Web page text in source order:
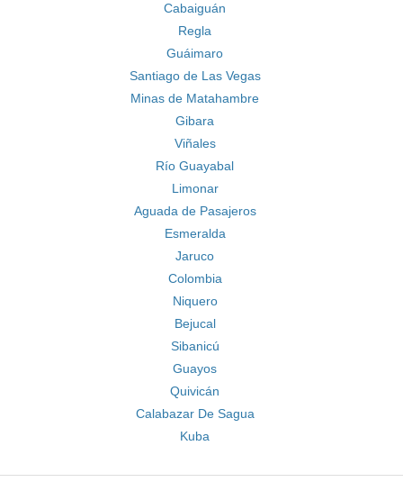
Cabaiguán
Regla
Guáimaro
Santiago de Las Vegas
Minas de Matahambre
Gibara
Viñales
Río Guayabal
Limonar
Aguada de Pasajeros
Esmeralda
Jaruco
Colombia
Niquero
Bejucal
Sibanicú
Guayos
Quivicán
Calabazar De Sagua
Kuba